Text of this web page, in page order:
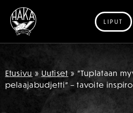
Siirry sisältöön
LIPUT
Etusivu » Uutiset » ”Tuplataan
pelaajabudjetti” – tavoite